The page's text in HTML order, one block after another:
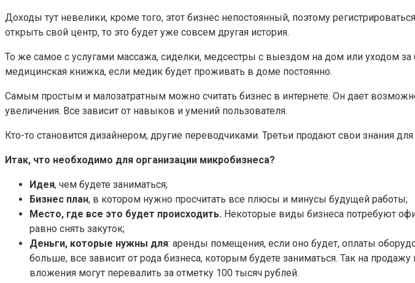
Доходы тут невелики, кроме того, этот бизнес непостоянный, поэтому
открыть свой центр, то это будет уже совсем другая история.
То же самое с услугами массажа, сиделки, медсестры с выездом на дом или уходом
медицинская книжка, если медик будет проживать в доме постоянно.
Самым простым и малозатратным можно считать бизнес в интернете. Он дает
увеличения. Все зависит от навыков и умений пользователя.
Кто-то становится дизайнером, другие переводчиками. Третьи продают свои знания
Итак, что необходимо для организации микробизнеса?
Идея, чем будете заниматься;
Бизнес план, в котором нужно просчитать все плюсы и минусы будущей работы;
Место, где все это будет происходить. Некоторые виды бизнеса потребуют
равно снять закуток;
Деньги, которые нужны для: аренды помещения, если оно будет, оплаты
больше, все зависит от рода бизнеса, которым будете заниматься. Так на
вложения могут перевалить за отметку 100 тысяч рублей.